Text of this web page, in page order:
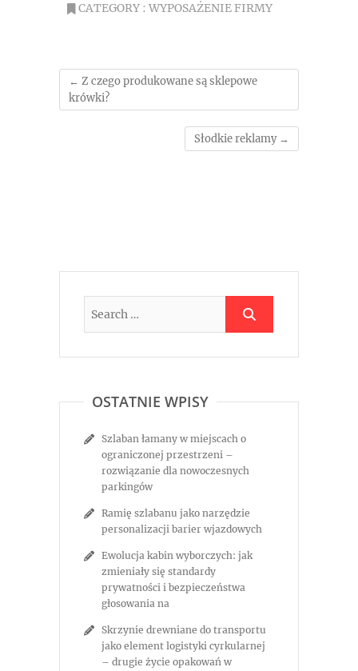
CATEGORY : WYPOSAŻENIE FIRMY
← Z czego produkowane są sklepowe
krówki?
Słodkie reklamy →
OSTATNIE WPISY
Szlaban łamany w miejscach o
ograniczonej przestrzeni –
rozwiązanie dla nowoczesnych
parkingów
Ramię szlabanu jako narzędzie
personalizacji barier wjazdowych
Ewolucja kabin wyborczych: jak
zmieniały się standardy
prywatności i bezpieczeństwa
głosowania na
Skrzynie drewniane do transportu
jako element logistyki cyrkularnej
– drugie życie opakowań w